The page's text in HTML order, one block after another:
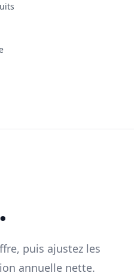
puis ajustez les
annuelle nette.